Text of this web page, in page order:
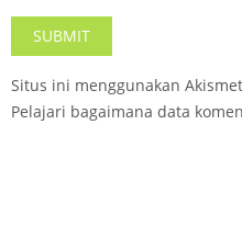
Situs ini menggunakan
Pelajari bagaimana data